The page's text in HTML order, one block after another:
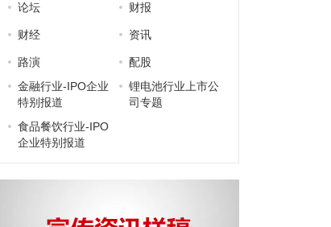
论坛 财报
财经 资讯
路演
配股
金融行业-IPO企业
特别报道
锂电池行业上市公
司专题
食品餐饮行业-IPO
企业特别报道